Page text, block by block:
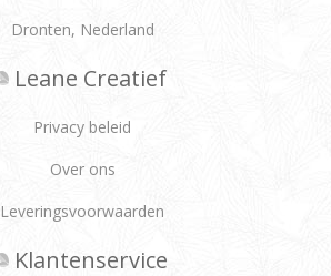
Dronten, Nederland
Leane Creatief
Privacy beleid
Over ons
Leveringsvoorwaarden
Klantenservice